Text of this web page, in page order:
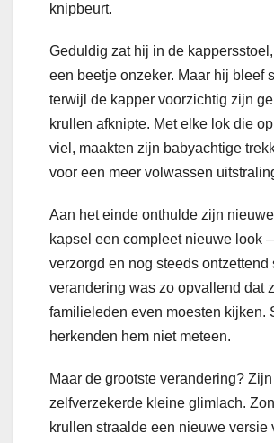
knipbeurt.
Geduldig zat hij in de
een beetje onzeker. Maar hij bleef
terwijl de kapper voorzichtig zijn
krullen afknipte. Met elke lok die
viel, maakten zijn babyachtige
voor een meer volwassen
Aan het einde onthulde zijn
kapsel een compleet nieuwe look
verzorgd en nog steeds ontzettend
verandering was zo opvallend dat
familieleden even moesten kijken.
herkenden hem niet meteen.
Maar de grootste verandering? Zijn
zelfverzekerde kleine glimlach.
krullen straalde een nieuwe